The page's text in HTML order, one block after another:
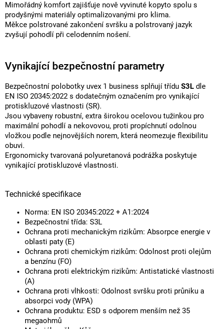
Mimořádný komfort zajišťuje nově vyvinuté kopyto spolu s
prodyšnými materiály optimalizovanými pro klima.
Měkce polstrované zakončení svršku a polstrovaný jazyk
zvyšují pohodlí při celodenním nošení.
Vynikající bezpečnostní parametry
Bezpečnostní polobotky uvex 1 business splňují třídu S3L dle
EN ISO 20345:2022 s dodatečným označením pro vynikající
protiskluzové vlastnosti (SR).
Jsou vybaveny robustní, extra širokou ocelovou tužinkou pro
maximální pohodlí a nekovovou, proti propíchnutí odolnou
vložkou podle nejnovějších norem, která neomezuje flexibilitu
obuvi.
Ergonomicky tvarovaná polyuretanová podrážka poskytuje
vynikající protiskluzové vlastnosti.
Technické specifikace
Norma: EN ISO 20345:2022 + A1:2024
Bezpečnostní třída: S3L
Ochrana proti mechanickým rizikům: Absorpce energie v
oblasti paty (E)
Ochrana proti chemickým rizikům: Odolnost proti olejům
a benzínu (FO)
Ochrana proti elektrickým rizikům: Antistatické vlastnosti
(A)
Ochrana proti vlhkosti: Odolnost svršku proti průniku a
absorpci vody (WPA)
Ochrana produktu: ESD s odporem menším než 35
megaohmů